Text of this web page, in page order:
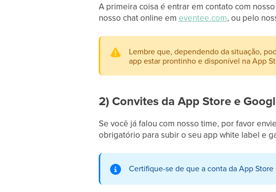
A primeira coisa é entrar em contato com
nosso chat online em eventee.com, ou pelo
Lembre que, dependendo da situação,
app estar prontinho e disponível na App
2) Convites da App Store e
Se você já falou com nosso time, por favor
obrigatório para subir o seu app white label e
Certifique-se de que a conta da App